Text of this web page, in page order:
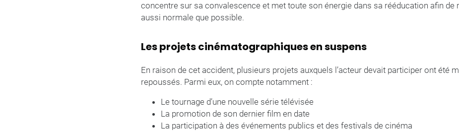
concentre sur sa convalescence et met toute son énergie dans sa rééducation afin de
aussi normale que possible.
Les projets cinématographiques en suspens
En raison de cet accident, plusieurs projets auxquels l’acteur devait participer ont été
repoussés. Parmi eux, on compte notamment :
Le tournage d’une nouvelle série télévisée
La promotion de son dernier film en date
La participation à des événements publics et des festivals de cinéma